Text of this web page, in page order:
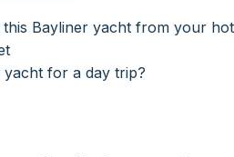
Bayliner yacht from your
for a day trip?